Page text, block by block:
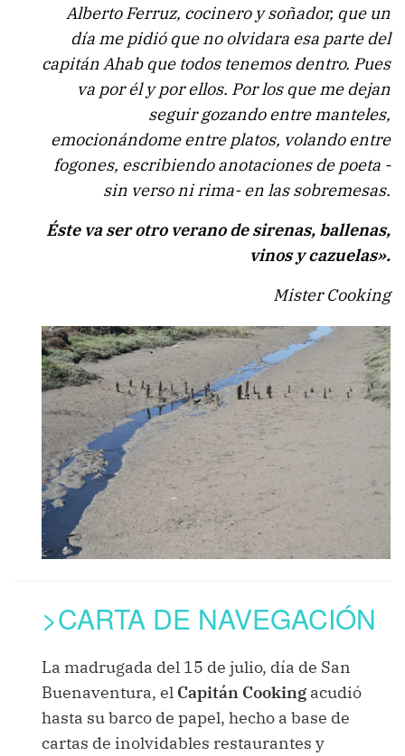
Alberto Ferruz, cocinero y soñador, que un
día me pidió que no olvidara esa parte del
capitán Ahab que todos tenemos dentro. Pues
va por él y por ellos. Por los que me dejan
seguir gozando entre manteles,
emocionándome entre platos, volando entre
fogones, escribiendo anotaciones de poeta -
sin verso ni rima- en las sobremesas.
Éste va ser otro verano de sirenas, ballenas,
vinos y cazuelas».
Mister Cooking
>CARTA DE NAVEGACIÓN
La madrugada del 15 de julio, día de San
Buenaventura, el Capitán Cooking acudió
hasta su barco de papel, hecho a base de
cartas de inolvidables restaurantes y